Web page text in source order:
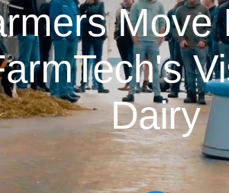
Herunterladen
Move
Dairy